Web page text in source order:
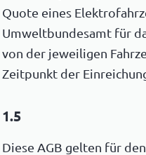
Quote eines
Umweltbundesamt für
von der jeweiligen
Zeitpunkt der
1.5
Diese AGB gelten für